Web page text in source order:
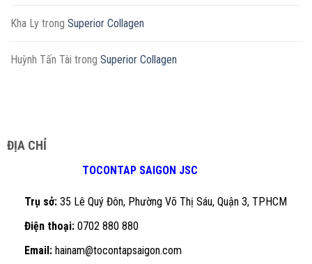
Kha Ly trong Superior Collagen
Huỳnh Tấn Tài trong Superior Collagen
ĐỊA CHỈ
TOCONTAP SAIGON JSC
Trụ sở: 35 Lê Quý Đôn, Phường Võ Thị Sáu, Quận 3, TPHCM
Điện thoại:0702 880 880
Email:hainam@tocontapsaigon.com